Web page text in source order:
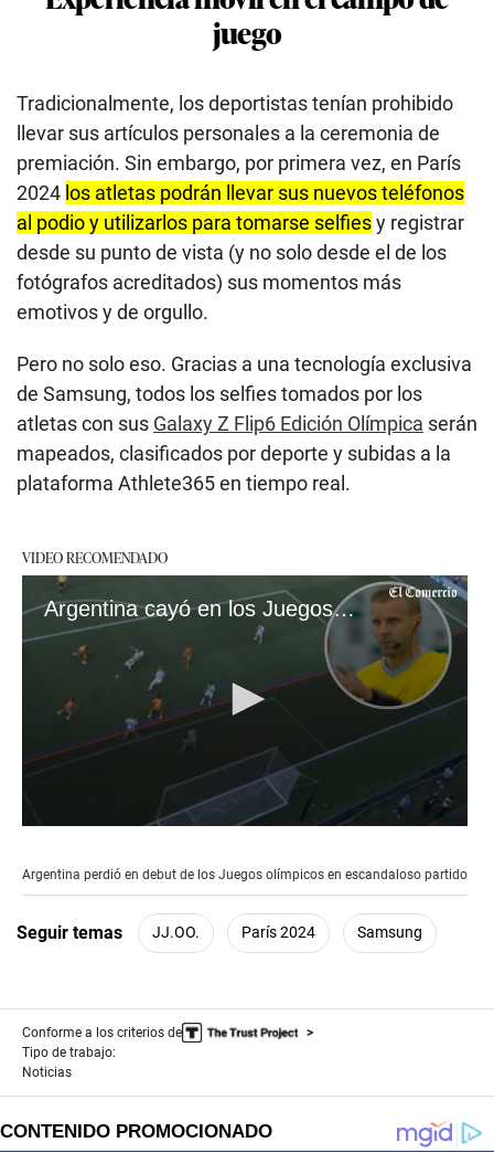
juego
Tradicionalmente, los deportistas tenían prohibido
llevar sus artículos personales a la ceremonia de
premiación. Sin embargo, por primera vez, en París
2024 los atletas podrán llevar sus nuevos teléfonos
al podio y utilizarlos para tomarse selfiesy registrar
desde su punto de vista (y no solo desde el de los
fotógrafos acreditados) sus momentos más
emotivos y de orgullo.
Pero no solo eso. Gracias a una tecnología exclusiva
de Samsung, todos los selfies tomados por los
atletas con sus Galaxy Z Flip6 Edición Olímpica serán
mapeados, clasificados por deporte y subidas a la
plataforma Athlete365 en tiempo real.
VIDEO RECOMENDADO
Argentina cayó en los Juegos olímpicos en escandaloso partido
of
53
seconds
Argentina perdió en debut de los Juegos olímpicos en escandaloso partido
Seguir temas JJ.OO. París 2024 Samsung
Conforme a los criterios de
Tipo de trabajo:
Noticias